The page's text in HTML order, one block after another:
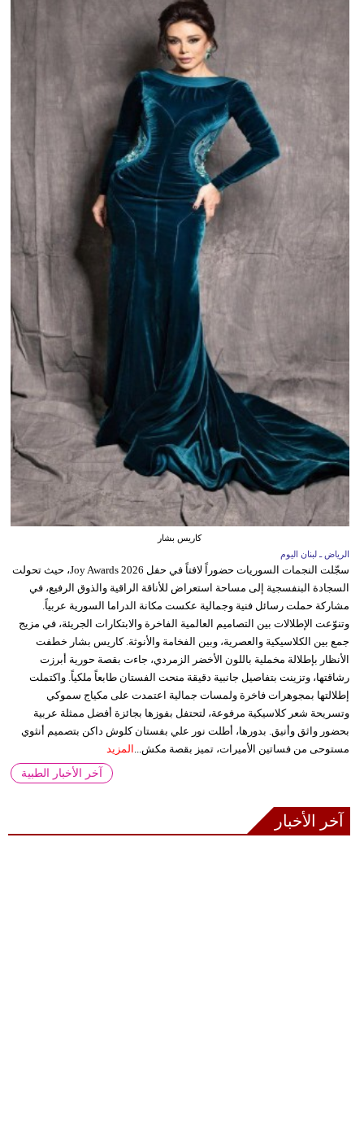
كاريس بشار
الرياض ـ لبنان اليوم
سجّلت النجمات السوريات حضوراً لافتاً في حفل Joy Awards 2026، حيث تحولت
السجادة البنفسجية إلى مساحة استعراض للأناقة الراقية والذوق الرفيع، في
مشاركة حملت رسائل فنية وجمالية عكست مكانة الدراما السورية عربياً.
وتنوّعت الإطلالات بين التصاميم العالمية الفاخرة والابتكارات الجريئة، في مزيج
جمع بين الكلاسيكية والعصرية، وبين الفخامة والأنوثة. كاريس بشار خطفت
الأنظار بإطلالة مخملية باللون الأخضر الزمردي، جاءت بقصة حورية أبرزت
رشاقتها، وتزينت بتفاصيل جانبية دقيقة منحت الفستان طابعاً ملكياً. واكتملت
إطلالتها بمجوهرات فاخرة ولمسات جمالية اعتمدت على مكياج سموكي
وتسريحة شعر كلاسيكية مرفوعة، لتحتفل بفوزها بجائزة أفضل ممثلة عربية
بحضور واثق وأنيق. بدورها، أطلت نور علي بفستان كلوش داكن بتصميم أنثوي
مستوحى من فساتين الأميرات، تميز بقصة مكش...
المزيد
آخر الأخبار الطبية
آخر الأخبار